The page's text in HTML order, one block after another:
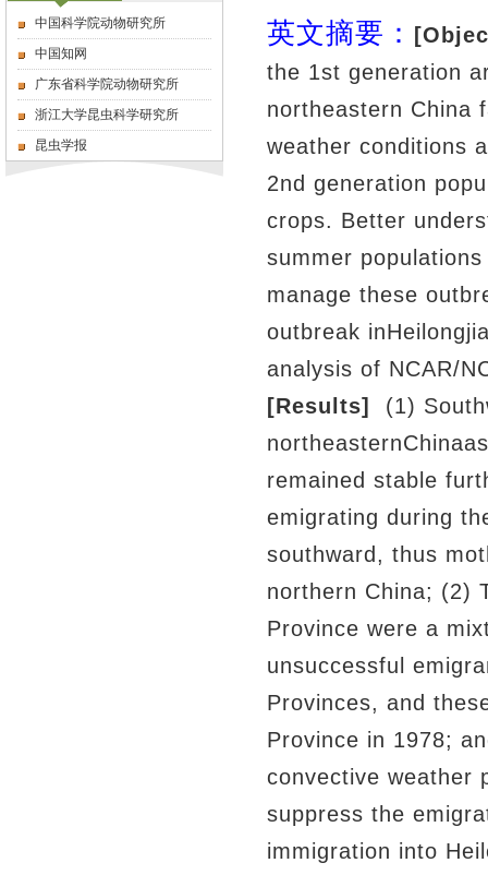
中国科学院动物研究所
中国知网
广东省科学院动物研究所
浙江大学昆虫科学研究所
昆虫学报
英文摘要：
the 1st generation
northeastern China
weather conditions
2nd generation
crops. Better
summer
manage these
outbreak
analysis of NCAR/
[Results]
(1)
remained stable
emigrating during
southward, thus
northern China; (2)
Province were a
unsuccessful
Provinces, and
Province in 1978;
convective weather
suppress the
immigration into